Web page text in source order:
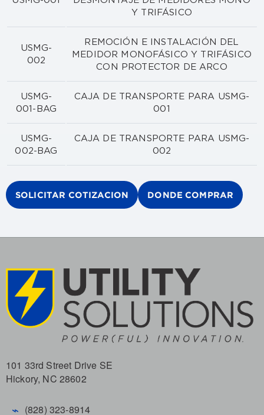
Y TRIFÁSICO
USMG-
002
REMOCIÓN E INSTALACIÓN DEL
MEDIDOR MONOFÁSICO Y TRIFÁSICO
CON PROTECTOR DE ARCO
USMG-
001-BAG
CAJA DE TRANSPORTE PARA USMG-
001
USMG-
002-BAG
CAJA DE TRANSPORTE PARA USMG-
002
SOLICITAR COTIZACION DONDE COMPRAR
101 33rd Street Drive SE
Hickory, NC 28602
⌁ (828) 323-8914